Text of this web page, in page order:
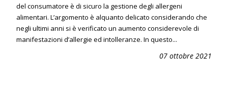
del consumatore è di sicuro la gestione degli allergeni
alimentari. L’argomento è alquanto delicato considerando che
negli ultimi anni si è verificato un aumento considerevole di
manifestazioni d’allergie ed intolleranze. In questo...
07 ottobre 2021